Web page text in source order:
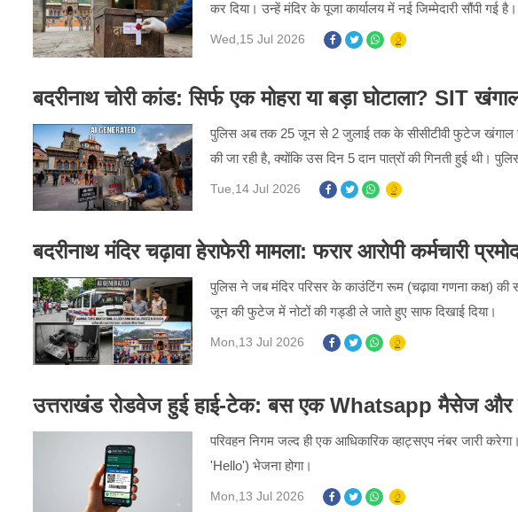
कर दिया। उन्हें मंदिर के पूजा कार्यालय में नई जिम्मेदारी सौंपी गई है।
Wed,15 Jul 2026
बदरीनाथ चोरी कांड: सिर्फ एक मोहरा या बड़ा घोटाला? SIT
पुलिस अब तक 25 जून से 2 जुलाई तक के सीसीटीवी फुटेज खंगाल
की जा रही है, क्योंकि उस दिन 5 दान पात्रों की गिनती हुई थी।
Tue,14 Jul 2026
बदरीनाथ मंदिर चढ़ावा हेराफेरी मामला: फरार आरोपी कर्मचारी
पुलिस ने जब मंदिर परिसर के काउंटिंग रूम (चढ़ावा गणना कक्ष) की
जून की फुटेज में नोटों की गड्डी ले जाते हुए साफ दिखाई दिया।
Mon,13 Jul 2026
उत्तराखंड रोडवेज हुई हाई-टेक: बस एक Whatsapp मैसेज और
परिवहन निगम जल्द ही एक आधिकारिक व्हाट्सएप नंबर जारी
'Hello') भेजना होगा।
Mon,13 Jul 2026